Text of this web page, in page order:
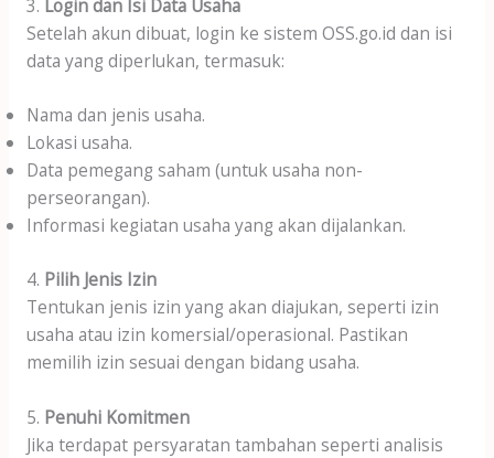
3. Login dan Isi Data Usaha
Setelah akun dibuat, login ke sistem OSS.go.id dan isi
data yang diperlukan, termasuk:
Nama dan jenis usaha.
Lokasi usaha.
Data pemegang saham (untuk usaha non-
perseorangan).
Informasi kegiatan usaha yang akan dijalankan.
4. Pilih Jenis Izin
Tentukan jenis izin yang akan diajukan, seperti izin
usaha atau izin komersial/operasional. Pastikan
memilih izin sesuai dengan bidang usaha.
5. Penuhi Komitmen
Jika terdapat persyaratan tambahan seperti analisis